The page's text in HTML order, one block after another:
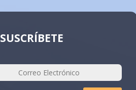
SUSCRÍBETE